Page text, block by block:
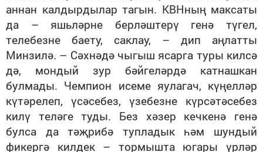
аннан калдырдылар тагын. КВНның максаты
да – яшьләрне берләштерү генә түгел,
телебезне баету, саклау, – дип аңлатты
Минзилә. – Сәхнәдә чыгыш ясарга туры килсә
дә, мондый зур бәйгеләрдә катнашкан
булмады. Чемпион исеме яулагач, күңелләр
күтәрелеп, үсәсебез, үзебезне күрсәтәсебез
килү теләге туды. Без хәзер кечкенә генә
булса да тәҗрибә тупладык һәм шундый
фикергә килдек – тормышта югары үрләр